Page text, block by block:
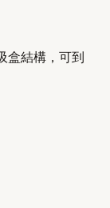
盒結構，可到